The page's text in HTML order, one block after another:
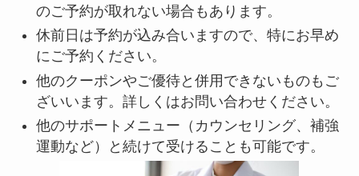
のご予約が取れない場合もあります。
休前日は予約が込み合いますので、特にお早め
にご予約ください。
他のクーポンやご優待と併用できないものもご
ざいいます。詳しくはお問い合わせください。
他のサポートメニュー（カウンセリング、補強
運動など）と続けて受けることも可能です。